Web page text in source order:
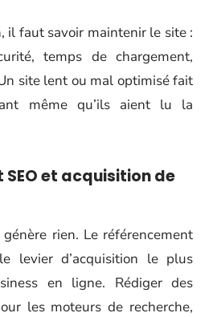
il faut savoir maintenir le site :
temps de chargement,
site lent ou mal optimisé fait
même qu’ils aient lu la
et acquisition de
rien. Le référencement
levier d’acquisition le plus
en ligne. Rédiger des
les moteurs de recherche,